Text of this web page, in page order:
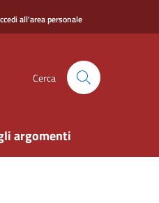
all'area personale
Cerca
argomenti